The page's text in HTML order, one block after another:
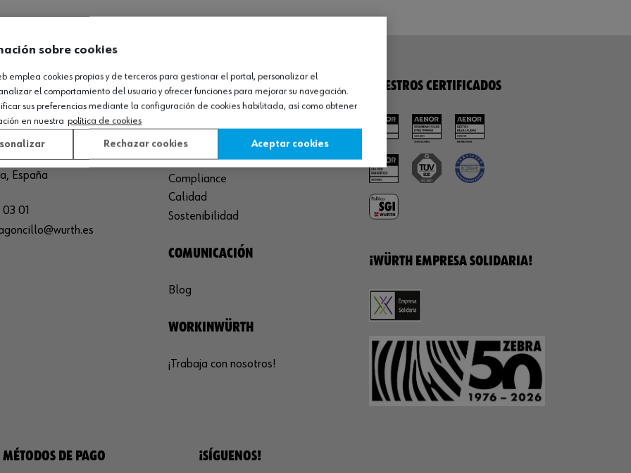
LOGÍSTICO / MUSEO
S.A
de Cameros, pcls. 86-88
El (Agoncillo)
España
01
SOBRE WÜRTH
Museo
Ayuda
Compliance
Calidad
Sostenibilidad
COMUNICACIÓN
Blog
WORKINWÜRTH
¡Trabaja con nosotros!
NUESTROS CERTIFICADOS
¡WÜRTH EMPRESA SOLIDARIA!
MÉTODOS DE PAGO ¡SÍGUENOS!
sobre cookies
emplea cookies propias y de terceros para gestionar el portal, personalizar el
el comportamiento del usuario y ofrecer funciones para mejorar su navegación.
sus preferencias mediante la configuración de cookies habilitada, así como obtener
en nuestra política de cookies
Rechazar cookies Aceptar cookies